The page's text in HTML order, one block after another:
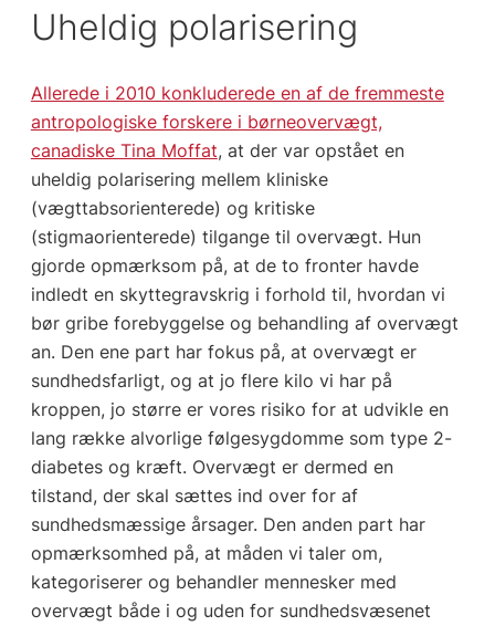
Uheldig polarisering
Allerede i 2010 konkluderede en af de fremmeste
antropologiske forskere i børneovervægt,
canadiske Tina Moffat, at der var opstået en
uheldig polarisering mellem kliniske
(vægttabsorienterede) og kritiske
(stigmaorienterede) tilgange til overvægt. Hun
gjorde opmærksom på, at de to fronter havde
indledt en skyttegravskrig i forhold til, hvordan vi
bør gribe forebyggelse og behandling af overvægt
an. Den ene part har fokus på, at overvægt er
sundhedsfarligt, og at jo flere kilo vi har på
kroppen, jo større er vores risiko for at udvikle en
lang række alvorlige følgesygdomme som type 2-
diabetes og kræft. Overvægt er dermed en
tilstand, der skal sættes ind over for af
sundhedsmæssige årsager. Den anden part har
opmærksomhed på, at måden vi taler om,
kategoriserer og behandler mennesker med
overvægt både i og uden for sundhedsvæsenet